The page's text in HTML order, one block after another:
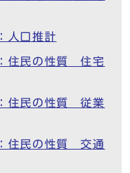
人口推計
住民の性質 住宅
住民の性質 従業
住民の性質 交通